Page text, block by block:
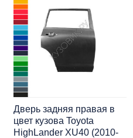
Дверь задняя правая в
цвет кузова Toyota
HighLander XU40 (2010-